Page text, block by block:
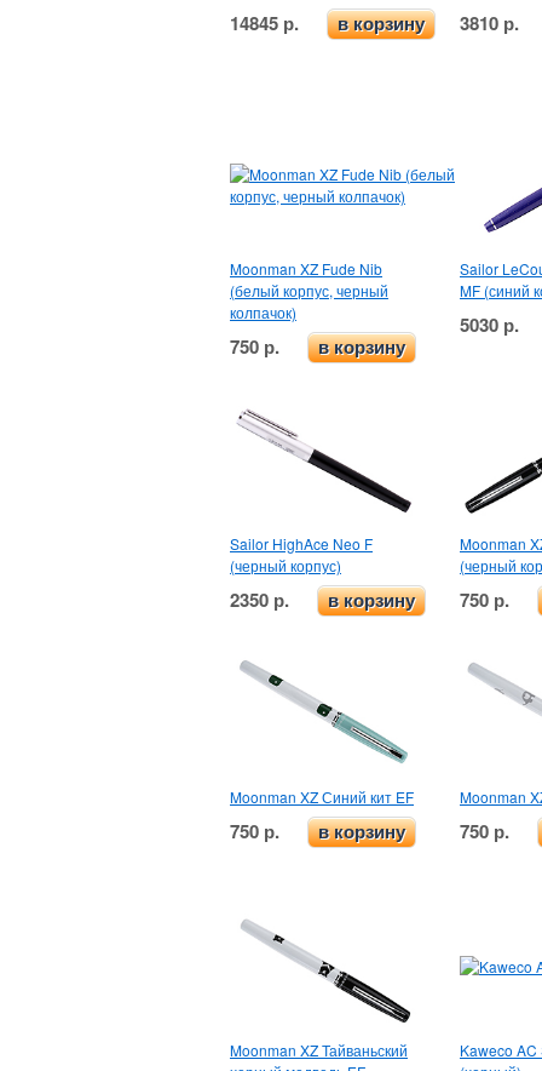
14845 р. в корзину 3810 р.
Moonman XZ Fude Nib
(белый корпус, черный
колпачок)
750 р. в корзину
Sailor
MF (синий
5030 р.
Sailor HighAce Neo F
(черный корпус)
2350 р. в корзину
Moonman
(черный
750 р.
Moonman XZ Синий кит EF
750 р. в корзину
Moonman
750 р.
Moonman XZ Тайваньский
Kaweco AC